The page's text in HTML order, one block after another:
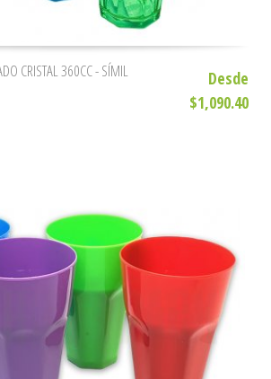
CRISTAL 360CC - SÍMIL
Desde
$1,090.40